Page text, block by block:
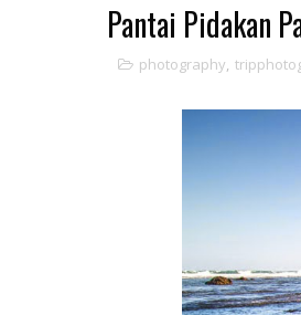
Pantai Pidakan
photography,